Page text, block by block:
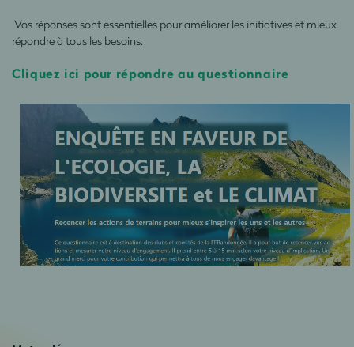
Vos réponses sont essentielles pour améliorer les initiatives et mieux
répondre à tous les besoins.
Cliquez ici pour répondre au questionnaire